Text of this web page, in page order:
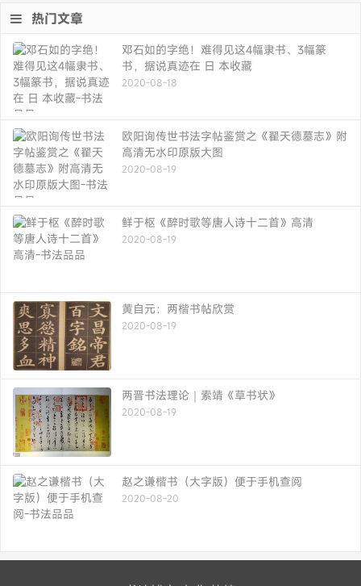
热门文章
邓石如的字绝！难得见这4幅隶书、3幅篆
书，据说真迹在 日 本收藏
2020-08-18
欧阳询传世书法字帖鉴赏之《翟天德墓志》附
高清无水印原版大图
2020-08-19
鲜于枢《醉时歌等唐人诗十二首》高清
2020-08-19
黄自元：两楷书帖欣赏
2020-08-19
两晋书法理论｜索靖《草书状》
2020-08-19
赵之谦楷书（大字版）便于手机查阅
2020-08-20